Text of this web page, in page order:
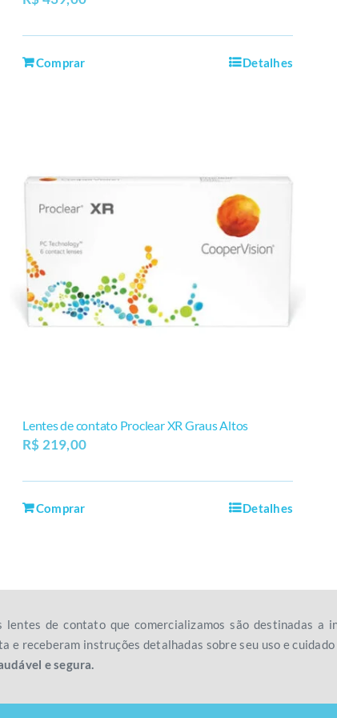
Comprar Detalhes
Lentes de contato Proclear XR Graus Altos
R$ 219,00
Comprar Detalhes
de contato que comercializamos são destinadas a
e receberam instruções detalhadas sobre seu uso e
e segura.